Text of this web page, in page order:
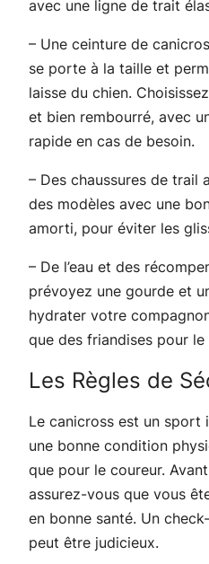
avec une ligne de trait
– Une ceinture de
se porte à la taille et
laisse du chien.
et bien rembourré, avec
rapide en cas de besoin.
– Des chaussures de trail
des modèles avec une
amorti, pour éviter les
– De l’eau et des
prévoyez une gourde et
hydrater votre
que des friandises pour le
Les Règles de
Le canicross est un sport
une bonne condition
que pour le coureur.
assurez-vous que vous
en bonne santé. Un
peut être judicieux.